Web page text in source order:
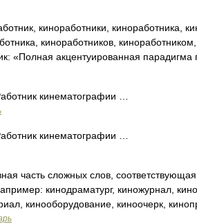
киноработники, киноработника,
киноработников,
«Полная акцентуированная
кинематографии …
кинематографии …
часть сложных слов,
кинодраматург, киножурнал,
кинооборудование, киноочерк,